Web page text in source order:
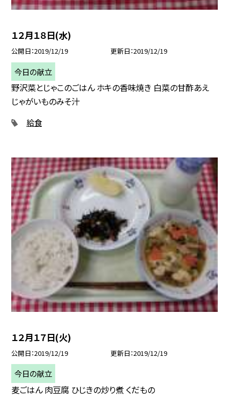
１２月１８日(水)
公開日 2019/12/19 更新日 2019/12/19
今日の献立
野沢菜とじゃこのごはん ホキの香味焼き 白菜の甘酢あえ
じゃがいものみそ汁
給食
１２月１７日(火)
公開日 2019/12/19 更新日 2019/12/19
今日の献立
麦ごはん 肉豆腐 ひじきの炒り煮 くだもの